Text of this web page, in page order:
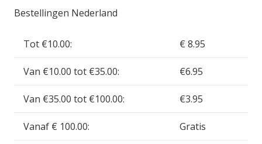
Burnt
aantal
Bestellingen Nederland
Tot €10.00: € 8.95
Van €10.00 tot €35.00: €6.95
Van €35.00 tot €100.00: €3.95
Vanaf € 100.00: Gratis